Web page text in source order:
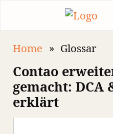
Home Glossar
Contao
gemacht: DCA
erklärt